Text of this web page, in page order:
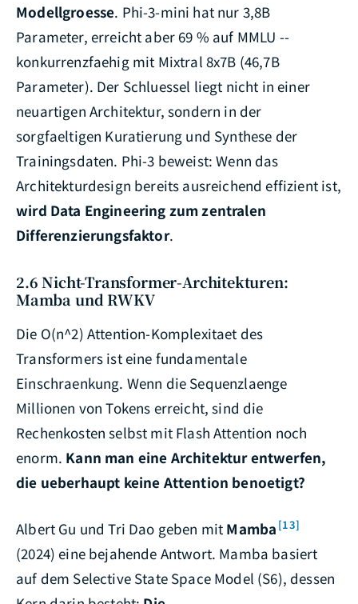
Modellgroesse. Phi-3-mini hat nur 3,8B
Parameter, erreicht aber 69 % auf MMLU --
konkurrenzfaehig mit Mixtral 8x7B (46,7B
Parameter). Der Schluessel liegt nicht in einer
neuartigen Architektur, sondern in der
sorgfaeltigen Kuratierung und Synthese der
Trainingsdaten. Phi-3 beweist: Wenn das
Architekturdesign bereits ausreichend effizient ist,
wird Data Engineering zum zentralen
Differenzierungsfaktor.
2.6 Nicht-Transformer-Architekturen:
Mamba und RWKV
Die O(n^2) Attention-Komplexitaet des
Transformers ist eine fundamentale
Einschraenkung. Wenn die Sequenzlaenge
Millionen von Tokens erreicht, sind die
Rechenkosten selbst mit Flash Attention noch
enorm. Kann man eine Architektur entwerfen,
die ueberhaupt keine Attention benoetigt?
Albert Gu und Tri Dao geben mit Mamba [13]
(2024) eine bejahende Antwort. Mamba basiert
auf dem Selective State Space Model (S6), dessen